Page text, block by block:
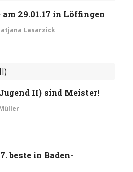
29.01.17 in Löffingen
Lasarzick
II) sind Meister!
beste in Baden-